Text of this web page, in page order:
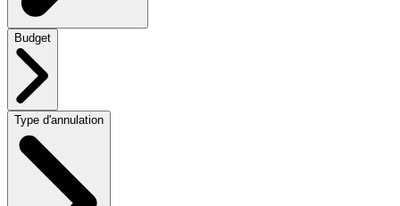
Budget
Type d'annulation